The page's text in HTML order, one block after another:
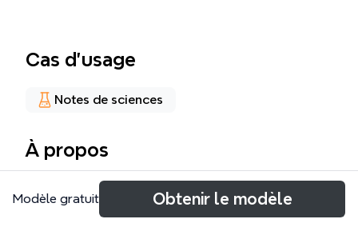
Cas d’usage
Notes de sciences
À propos
Bản đồ tư duy 'THĂM DÒ CHỨC NĂNG' cung cấp
kiến thức tổng quan về các xét nghiệm chức năng
Modèle gratuit Obtenir le modèle